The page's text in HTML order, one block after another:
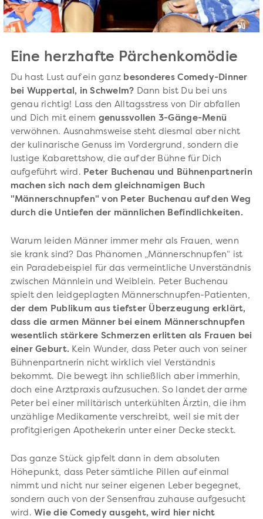
Eine herzhafte Pärchenkomödie
Du hast Lust auf ein ganz besonderes Comedy-Dinner
bei Wuppertal, in Schwelm? Dann bist Du bei uns
genau richtig! Lass den Alltagsstress von Dir abfallen
und Dich mit einem genussvollen 3-Gänge-Menü
verwöhnen. Ausnahmsweise steht diesmal aber nicht
der kulinarische Genuss im Vordergrund, sondern die
lustige Kabarettshow, die auf der Bühne für Dich
aufgeführt wird. Peter Buchenau und Bühnenpartnerin
machen sich nach dem gleichnamigen Buch
"Männerschnupfen" von Peter Buchenau auf den Weg
durch die Untiefen der männlichen Befindlichkeiten.
Warum leiden Männer immer mehr als Frauen, wenn
sie krank sind? Das Phänomen „Männerschnupfen“ ist
ein Paradebeispiel für das vermeintliche Unverständnis
zwischen Männlein und Weiblein. Peter Buchenau
spielt den leidgeplagten Männerschnupfen-Patienten,
der dem Publikum aus tiefster Überzeugung erklärt,
dass die armen Männer bei einem Männerschnupfen
wesentlich stärkere Schmerzen erlitten als Frauen bei
einer Geburt. Kein Wunder, dass Peter auch von seiner
Bühnenpartnerin nicht wirklich viel Verständnis
bekommt. Die bewegt ihn schließlich aber immerhin,
doch eine Arztpraxis aufzusuchen. So landet der arme
Peter bei einer militärisch unterkühlten Ärztin, die ihm
unzählige Medikamente verschreibt, weil sie mit der
profitgierigen Apothekerin unter einer Decke steckt.
Das ganze Stück gipfelt dann in dem absoluten
Höhepunkt, dass Peter sämtliche Pillen auf einmal
nimmt und nicht nur seiner eigenen Leber begegnet,
sondern auch von der Sensenfrau zuhause aufgesucht
wird. Wie die Comedy ausgeht, wird hier nicht